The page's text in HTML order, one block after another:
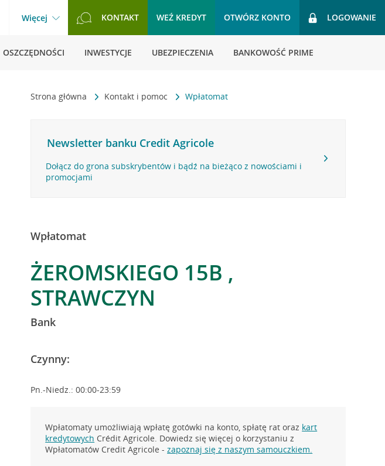
Więcej KONTAKT WEŹ KREDYT OTWÓRZ KONTO LOGOWANIE
OSZCZĘDNOŚCI INWESTYCJE UBEZPIECZENIA BANKOWOŚĆ PRIME
Strona główna Kontakt i pomoc Wpłatomat
Newsletter banku Credit Agricole
Dołącz do grona subskrybentów i bądź na bieżąco z nowościami i
promocjami
Wpłatomat
ŻEROMSKIEGO 15B ,
STRAWCZYN
Bank
Czynny:
Pn.-Niedz.: 00:00-23:59
Wpłatomaty umożliwiają wpłatę gotówki na konto, spłatę rat oraz kart
kredytowych Crédit Agricole. Dowiedz się więcej o korzystaniu z
Wpłatomatów Credit Agricole -zapoznaj się z naszym samouczkiem.